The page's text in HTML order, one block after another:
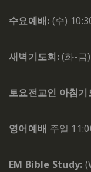
수요예배: (수)
새벽기도회:(화-금
토요전교인 아침기
영어예배 주일
EM Bible Study: